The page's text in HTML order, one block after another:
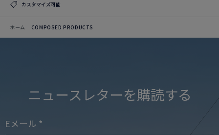
カスタマイズ可能
ホーム COMPOSED PRODUCTS
ニュースレターを購読する